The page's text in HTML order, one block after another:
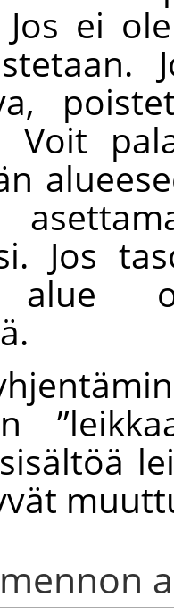
Jos ei
Voit
Jos
alue
”